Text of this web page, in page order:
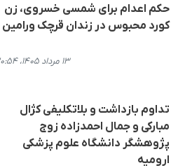
حکم اعدام برای شمسی خسروی، زن
کورد محبوس در زندان قرچک ورامین
۱۳ مرداد ۱۴۰۵، ۲۰:۵۴
تداوم بازداشت و بلاتکلیفی کژال
مبارکی و جمال احمدزاده زوج
پژوهشگر دانشگاه علوم پزشکی
ارومیه